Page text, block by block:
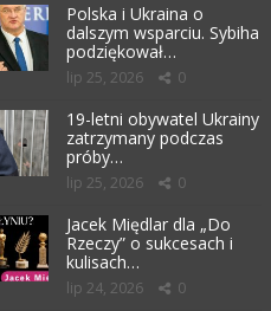
Polska i Ukraina o
dalszym wsparciu. Sybiha
podziękował…
lip 25, 2026 0
19-letni obywatel Ukrainy
zatrzymany podczas
próby…
lip 25, 2026 0
Jacek Międlar dla „Do
Rzeczy” o sukcesach i
kulisach…
lip 24, 2026 0